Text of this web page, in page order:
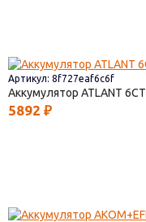
Артикул: 8f727eaf6c6f
Аккумулятор ATLANT 6СТ
5892 ₽